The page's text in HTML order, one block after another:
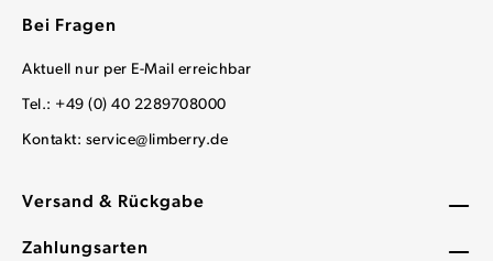
Versand & Rückgabe
Zahlungsarten
Bei Fragen
Aktuell nur per E-Mail erreichbar
Tel.: +49 (0) 40 2289708000
Kontakt: service@limberry.de